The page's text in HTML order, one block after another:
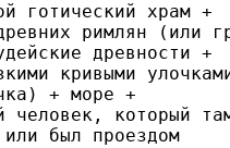
готический храм +
римлян (или
древности +
кривыми
+ море +
человек, который
был проездом